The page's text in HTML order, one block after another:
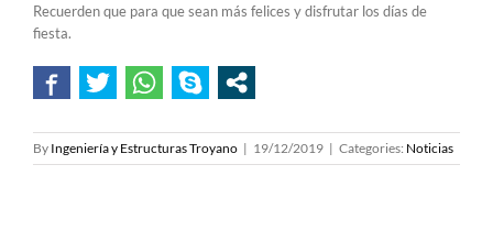
Recuerden que para que sean más felices y disfrutar los días de
fiesta.
By Ingeniería y Estructuras Troyano | 19/12/2019 | Categories: Noticias